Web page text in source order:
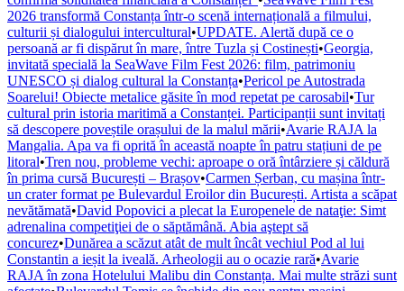
2026 transformă Constanța într-o scenă internațională a filmului,
culturii și dialogului intercultural•UPDATE. Alertă după ce o
persoană ar fi dispărut în mare, între Tuzla și Costinești•Georgia,
invitată specială la SeaWave Film Fest 2026: film, patrimoniu
UNESCO și dialog cultural la Constanța•Pericol pe Autostrada
Soarelui! Obiecte metalice găsite în mod repetat pe carosabil•Tur
cultural prin istoria maritimă a Constanței. Participanții sunt invitați
să descopere poveștile orașului de la malul mării•Avarie RAJA la
Mangalia. Apa va fi oprită în această noapte în patru stațiuni de pe
litoral•Tren nou, probleme vechi: aproape o oră întârziere și căldură
în prima cursă București – Brașov•Carmen Șerban, cu mașina într-
un crater format pe Bulevardul Eroilor din București. Artista a scăpat
nevătămată•David Popovici a plecat la Europenele de nataţie: Simt
adrenalina competiţiei de o săptămână. Abia aştept să
concurez•Dunărea a scăzut atât de mult încât vechiul Pod al lui
Constantin a ieșit la iveală. Arheologii au o ocazie rară•Avarie
RAJA în zona Hotelului Malibu din Constanța. Mai multe străzi sunt